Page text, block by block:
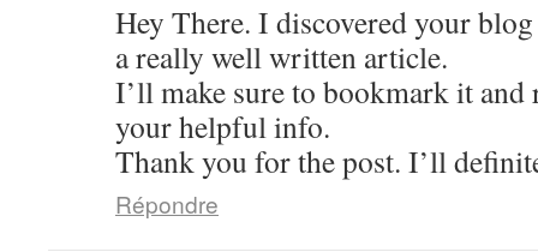
Hey There. I discovered your
a really well written article.
I’ll make sure to bookmark it
your helpful info.
Thank you for the post. I’ll
Répondre